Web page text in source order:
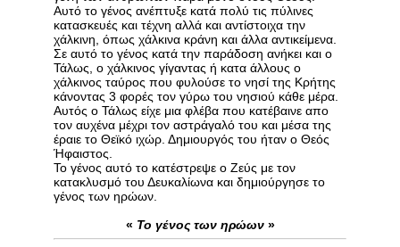
Αυτό το γένος ανέπτυξε κατά πολύ τις πύλινες
κατασκευές και τέχνη αλλά και αντίστοιχα την
χάλκινη, όπως χάλκινα κράνη και άλλα αντικείμενα.
Σε αυτό το γένος κατά την παράδοση ανήκει και ο
Τάλως, ο χάλκινος γίγαντας ή κατα άλλους ο
χάλκινος ταύρος που φυλούσε το νησί της Κρήτης
κάνοντας 3 φορές τον γύρω του νησιού κάθε μέρα.
Αυτός ο Τάλως είχε μια φλέβα που κατέβαινε απο
τον αυχένα μέχρι τον αστράγαλό του και μέσα της
έραιε το Θεϊκό ιχώρ. Δημιουργός του ήταν ο Θεός
Ήφαιστος.
Το γένος αυτό το κατέστρεψε ο Ζεύς με τον
κατακλυσμό του Δευκαλίωνα και δημιούργησε το
γένος των ηρώων.
« Το γένος των ηρώων »